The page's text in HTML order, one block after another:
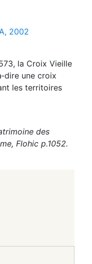
la Croix Vieille
une croix
les territoires
des
Flohic p.1052.